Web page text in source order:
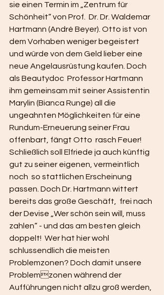
sie einen Termin im „Zentrum für
Schönheit“ von Prof.  Dr. Dr. Waldemar
Hartmann (André Beyer). Otto ist von
dem Vorhaben weniger begeistert
und würde von dem Geld lieber eine
neue Angelausrüstung kaufen. Doch
als Beautydoc  Professor Hartmann
ihm gemeinsam mit seiner Assistentin
Marylin (Bianca Runge) all die
ungeahnten Möglichkeiten für eine
Rundum-Erneuerung seiner Frau
offenbart, fängt Otto  rasch Feuer!
Schließlich soll Elfriede ja auch künftig
gut zu seiner eigenen, vermeintlich
noch  so stattlichen Erscheinung
passen. Doch Dr. Hartmann wittert
bereits das große Geschäft,  frei nach
der Devise „Wer schön sein will, muss
zahlen“ - und das am besten gleich
doppelt!  Wer hat hier wohl
schlussendlich die meisten
Problemzonen? Doch damit unsere
Problemzonen während der
Aufführungen nicht allzu groß werden,